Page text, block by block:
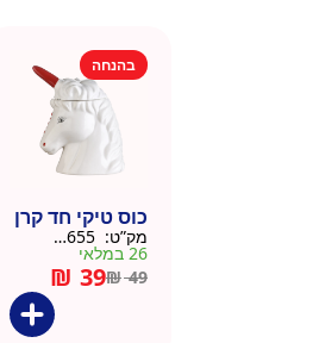
בהנחה
כוס טיקי חד קרן
מק”ט:
26 במלאי
₪49
₪ 39